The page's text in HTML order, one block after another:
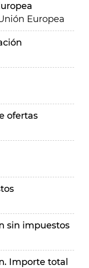
Europea
ofertas
sin impuestos
Importe total